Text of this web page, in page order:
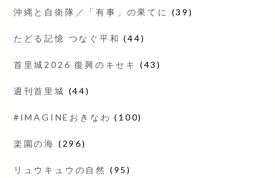
沖縄と自衛隊／「有事」の果てに (39)
たどる記憶 つなぐ平和 (44)
首里城2026 復興のキセキ (43)
週刊首里城 (44)
#IMAGINEおきなわ (100)
楽園の海 (296)
リュウキュウの自然 (95)